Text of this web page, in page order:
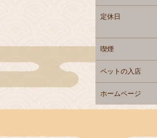
定休日
喫煙
ペットの入店
ホームページ